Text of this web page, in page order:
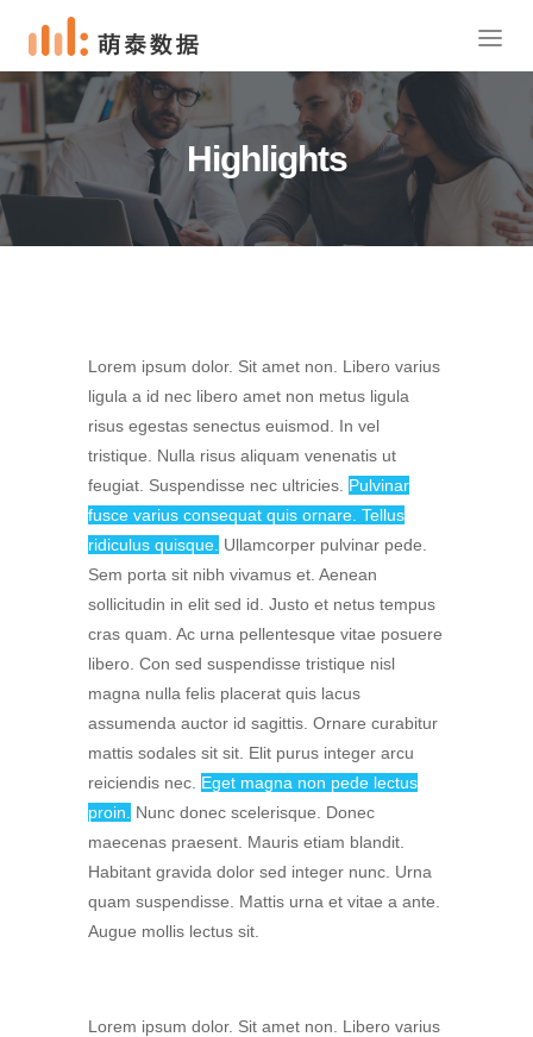
Highlights
Lorem ipsum dolor. Sit amet non. Libero varius
ligula a id nec libero amet non metus ligula
risus egestas senectus euismod. In vel
tristique. Nulla risus aliquam venenatis ut
feugiat. Suspendisse nec ultricies. Pulvinar
fusce varius consequat quis ornare. Tellus
ridiculus quisque. Ullamcorper pulvinar pede.
Sem porta sit nibh vivamus et. Aenean
sollicitudin in elit sed id. Justo et netus tempus
cras quam. Ac urna pellentesque vitae posuere
libero. Con sed suspendisse tristique nisl
magna nulla felis placerat quis lacus
assumenda auctor id sagittis. Ornare curabitur
mattis sodales sit sit. Elit purus integer arcu
reiciendis nec. Eget magna non pede lectus
proin.
Nunc donec scelerisque. Donec
maecenas praesent. Mauris etiam blandit.
Habitant gravida dolor sed integer nunc. Urna
quam suspendisse. Mattis urna et vitae a ante.
Augue mollis lectus sit.
Lorem ipsum dolor. Sit amet non. Libero varius